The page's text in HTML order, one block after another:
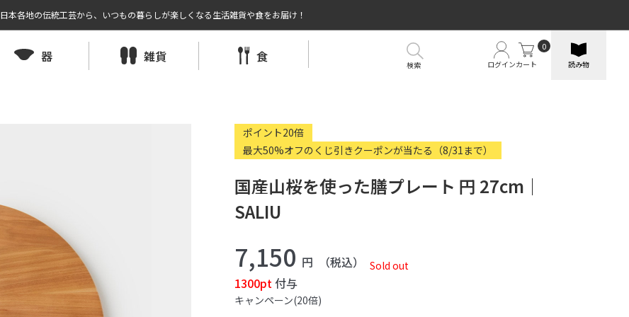
日本各地の伝統工芸から、いつもの暮らしが楽しくなる生活雑貨や食をお届け！
器 雑貨 食 ログインカート
0
読み物
検索
ポイント20倍
最大50%オフのくじ引きクーポンが当たる（8/31まで）
国産山桜を使った膳プレート 円 27cm｜
SALIU
7,150 円 （税込） Sold out
1300pt付与
キャンペーン(20倍)